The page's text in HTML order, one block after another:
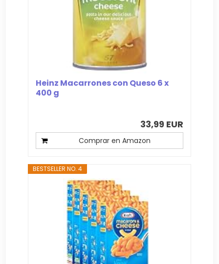
Heinz Macarrones con Queso 6 x
400 g
33,99 EUR
Comprar en Amazon
BESTSELLER NO. 4